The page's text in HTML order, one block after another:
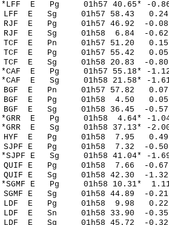
*LFF E Pg 01h57
LFF E Sg 01h57 58.43
RJF E Pg 01h57
RJF E Sg 01h58 6.84 -
TCF E Pn 01h57
TCF E Pg 01h57
TCF E Sg 01h58 20.83 -
*CAF E Pg 01h57
*CAF E Sg 01h58 21.58* -
BGF E Pn 01h57
BGF E Pg 01h58
BGF E Sg 01h58 36.45 -
*GRR E Pg 01h58
*GRR E Sg 01h58 37.13* -
HYF E Pg 01h58
SJPF E Pg 01h58
*SJPF E Sg 01h58 41.04* -
QUIF E Pg 01h58
QUIF E Sg 01h58 42.30 -
*SGMF E Pg 01h58
SGMF E Sg 01h58 44.89 -
LDF E Pg 01h58
LDF E Sn 01h58
LDF E Sg 01h58 45.72 -